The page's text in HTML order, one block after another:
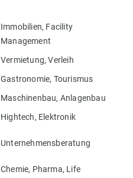
Immobilien, Facility
Management
Vermietung, Verleih
Gastronomie, Tourismus
Maschinenbau, Anlagenbau
Hightech, Elektronik
Unternehmensberatung
Chemie, Pharma, Life